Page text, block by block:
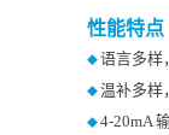
性能特点
◆ 语言多样
◆ 温补多样
◆ 4-20mA